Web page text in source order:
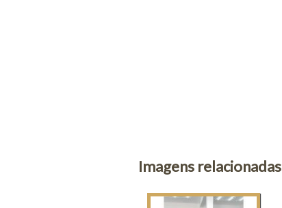
Imagens relacionadas